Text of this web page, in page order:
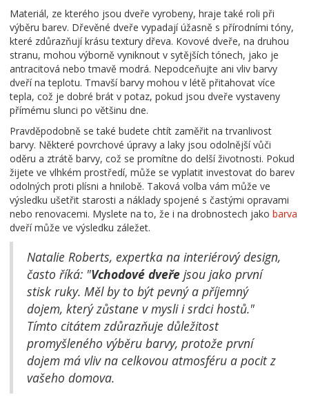
Materiál, ze kterého jsou dveře vyrobeny, hraje také roli při
výběru barev. Dřevěné dveře vypadají úžasně s přírodními tóny,
které zdůrazňují krásu textury dřeva. Kovové dveře, na druhou
stranu, mohou výborně vyniknout v sytějších tónech, jako je
antracitová nebo tmavě modrá. Nepodceňujte ani vliv barvy
dveří na teplotu. Tmavší barvy mohou v létě přitahovat více
tepla, což je dobré brát v potaz, pokud jsou dveře vystaveny
přímému slunci po většinu dne.
Pravděpodobně se také budete chtít zaměřit na trvanlivost
barvy. Některé povrchové úpravy a laky jsou odolnější vůči
oděru a ztrátě barvy, což se promítne do delší životnosti. Pokud
žijete ve vlhkém prostředí, může se vyplatit investovat do barev
odolných proti plísni a hnilobě. Taková volba vám může ve
výsledku ušetřit starosti a náklady spojené s častými opravami
nebo renovacemi. Myslete na to, že i na drobnostech jako barva
dveří může ve výsledku záležet.
Natalie Roberts, expertka na interiérový design,
často říká: "Vchodové dveře jsou jako první
stisk ruky. Měl by to být pevný a příjemný
dojem, který zůstane v mysli i srdci hostů."
Tímto citátem zdůrazňuje důležitost
promyšleného výběru barvy, protože první
dojem má vliv na celkovou atmosféru a pocit z
vašeho domova.